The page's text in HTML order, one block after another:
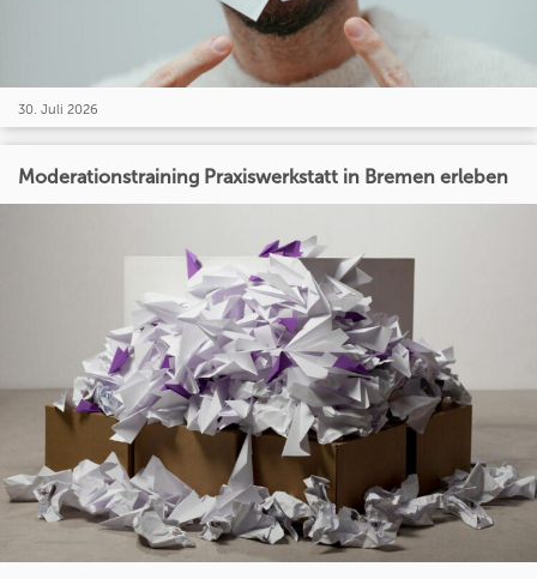
30. Juli 2026
Moderationstraining Praxiswerkstatt in Bremen erleben